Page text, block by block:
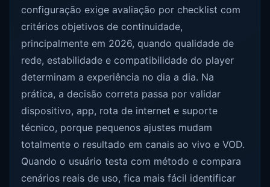
configuração exige avaliação por checklist com
critérios objetivos de continuidade,
principalmente em 2026, quando qualidade de
rede, estabilidade e compatibilidade do player
determinam a experiência no dia a dia. Na
prática, a decisão correta passa por validar
dispositivo, app, rota de internet e suporte
técnico, porque pequenos ajustes mudam
totalmente o resultado em canais ao vivo e VOD.
Quando o usuário testa com método e compara
cenários reais de uso, fica mais fácil identificar